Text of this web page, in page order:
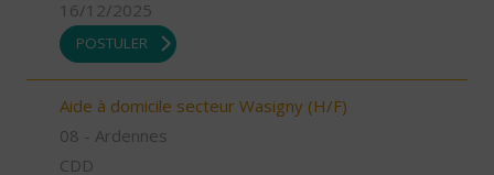
16/12/2025
POSTULER
Aide à domicile secteur Wasigny (H/F)
08 - Ardennes
CDD